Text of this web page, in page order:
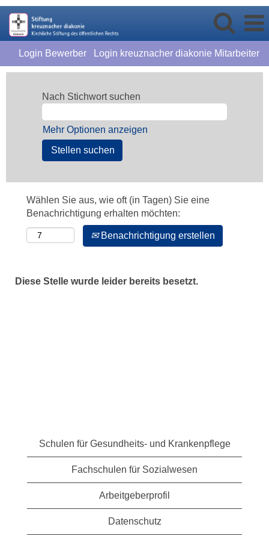
Login Bewerber Login kreuznacher diakonie Mitarbeiter
Nach Stichwort suchen
Mehr Optionen anzeigen
Wählen Sie aus, wie oft (in Tagen) Sie eine
Benachrichtigung erhalten möchten:
Benachrichtigung erstellen
Diese Stelle wurde leider bereits besetzt.
Schulen für Gesundheits- und Krankenpflege
Fachschulen für Sozialwesen
Arbeitgeberprofil
Datenschutz